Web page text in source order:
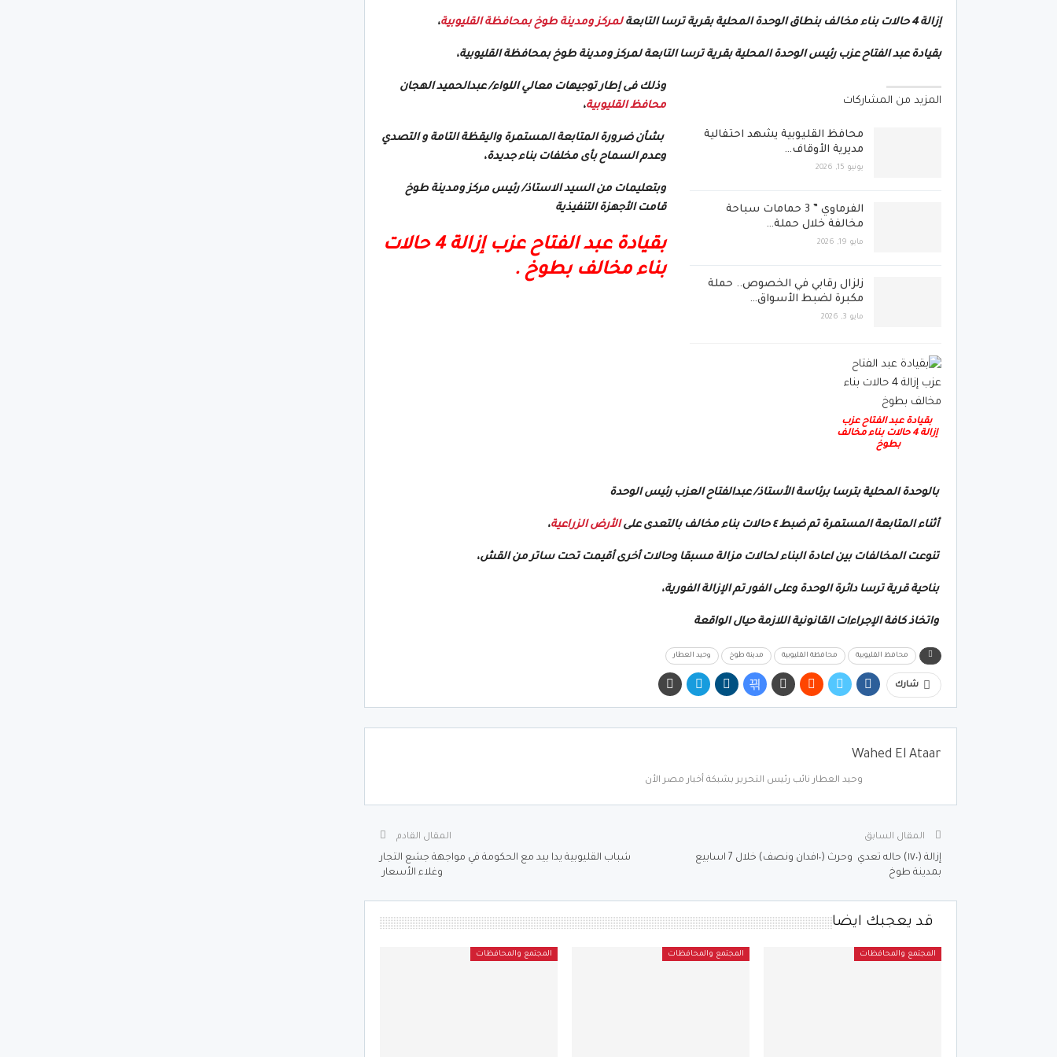
إزالة 4 حالات بناء مخالف بنطاق الوحدة المحلية بقرية ترسا التابعة لمركز ومدينة طوخ بمحافظة القليوبية،
بقيادة عبد الفتاح عزب رئيس الوحدة المحلية بقرية ترسا التابعة لمركز ومدينة طوخ بمحافظة القليوبية،
المزيد من المشاركات
محافظ القليوبية يشهد احتفالية
مديرية الأوقاف…
يونيو 15, 2026
الفرماوي ” 3 حمامات سباحة
مخالفة خلال حملة…
مايو 19, 2026
زلزال رقابي في الخصوص.. حملة
مكبرة لضبط الأسواق…
مايو 3, 2026
وذلك فى إطار توجيهات معالي اللواء/ عبدالحميد الهجان
محافظ القليوبية،
بشأن ضرورة المتابعة المستمرة واليقظة التامة و التصدي
وعدم السماح بأى مخلفات بناء جديدة،
وبتعليمات من السيد الاستاذ/ رئيس مركز ومدينة طوخ
قامت الأجهزة التنفيذية
بقيادة عبد الفتاح عزب إزالة 4 حالات
بناء مخالف بطوخ .
بقيادة عبد الفتاح عزب
إزالة 4 حالات بناء مخالف
بطوخ
بالوحدة المحلية بترسا برئاسة الأستاذ/ عبدالفتاح العزب رئيس الوحدة
أثناء المتابعة المستمرة تم ضبط ٤ حالات بناء مخالف بالتعدى على الأرض الزراعية،
تنوعت المخالفات بين اعادة البناء لحالات مزالة مسبقا وحالات أخرى أقيمت تحت ساتر من القش،
بناحية قرية ترسا دائرة الوحدة وعلى الفور تم الإزالة الفورية،
واتخاذ كافة الإجراءات القانونية اللازمة حيال الواقعة
محافظ القليوبية محافظة القليوبية مدينة طوخ وحيد العطار
شارك
Wahed El Ataar
وحيد العطار نائب رئيس التحرير بشبكة أخبار مصر الأن
المقال السابق
إزالة (١٧٠) حاله تعدي وحرث (١٠فدان ونصف) خلال 7 اسابيع
بمدينة طوخ
المقال القادم
شباب القليوبية يدا بيد مع الحكومة في مواجهة جشع التجار
وغلاء الأسعار
قد يعجبك ايضا
المجتمع والمحافظات المجتمع والمحافظات المجتمع والمحافظات